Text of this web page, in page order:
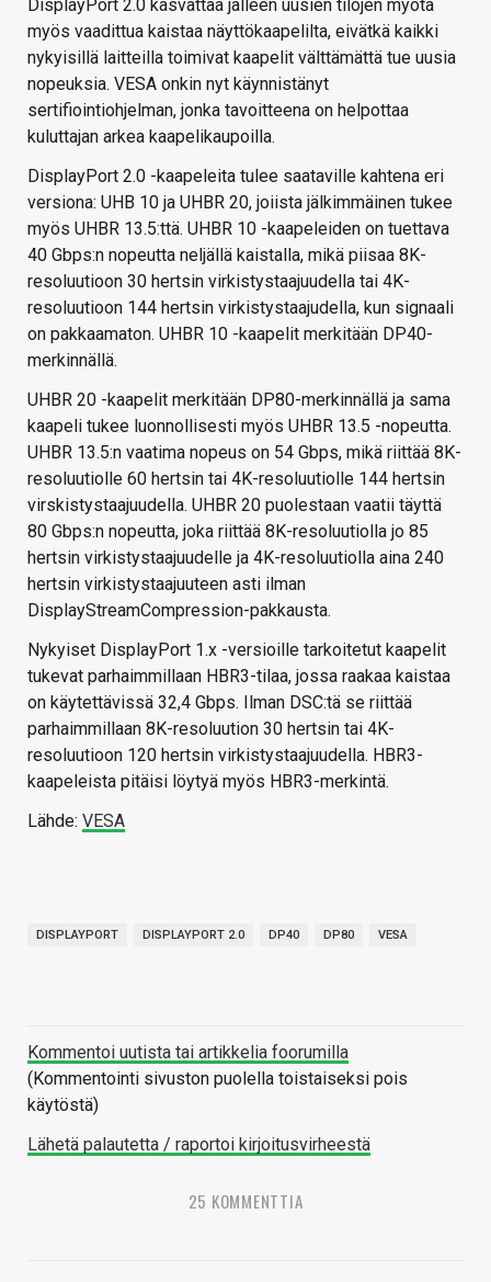
DisplayPort 2.0 kasvattaa jälleen uusien tilojen myötä
myös vaadittua kaistaa näyttökaapelilta, eivätkä kaikki
nykyisillä laitteilla toimivat kaapelit välttämättä tue uusia
nopeuksia. VESA onkin nyt käynnistänyt
sertifiointiohjelman, jonka tavoitteena on helpottaa
kuluttajan arkea kaapelikaupoilla.
DisplayPort 2.0 -kaapeleita tulee saataville kahtena eri
versiona: UHB 10 ja UHBR 20, joiista jälkimmäinen tukee
myös UHBR 13.5:ttä. UHBR 10 -kaapeleiden on tuettava
40 Gbps:n nopeutta neljällä kaistalla, mikä piisaa 8K-
resoluutioon 30 hertsin virkistystaajuudella tai 4K-
resoluutioon 144 hertsin virkistystaajudella, kun signaali
on pakkaamaton. UHBR 10 -kaapelit merkitään DP40-
merkinnällä.
UHBR 20 -kaapelit merkitään DP80-merkinnällä ja sama
kaapeli tukee luonnollisesti myös UHBR 13.5 -nopeutta.
UHBR 13.5:n vaatima nopeus on 54 Gbps, mikä riittää 8K-
resoluutiolle 60 hertsin tai 4K-resoluutiolle 144 hertsin
virskistystaajuudella. UHBR 20 puolestaan vaatii täyttä
80 Gbps:n nopeutta, joka riittää 8K-resoluutiolla jo 85
hertsin virkistystaajuudelle ja 4K-resoluutiolla aina 240
hertsin virkistystaajuuteen asti ilman
DisplayStreamCompression-pakkausta.
Nykyiset DisplayPort 1.x -versioille tarkoitetut kaapelit
tukevat parhaimmillaan HBR3-tilaa, jossa raakaa kaistaa
on käytettävissä 32,4 Gbps. Ilman DSC:tä se riittää
parhaimmillaan 8K-resoluution 30 hertsin tai 4K-
resoluutioon 120 hertsin virkistystaajuudella. HBR3-
kaapeleista pitäisi löytyä myös HBR3-merkintä.
Lähde: VESA
DISPLAYPORT DISPLAYPORT 2.0 DP40 DP80 VESA
Kommentoi uutista tai artikkelia foorumilla
(Kommentointi sivuston puolella toistaiseksi pois
käytöstä)
Lähetä palautetta / raportoi kirjoitusvirheestä
25 KOMMENTTIA